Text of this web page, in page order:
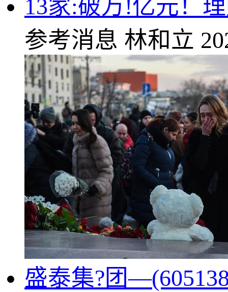
13家:破万!亿元！
参考消息 林和立
盛泰集?团